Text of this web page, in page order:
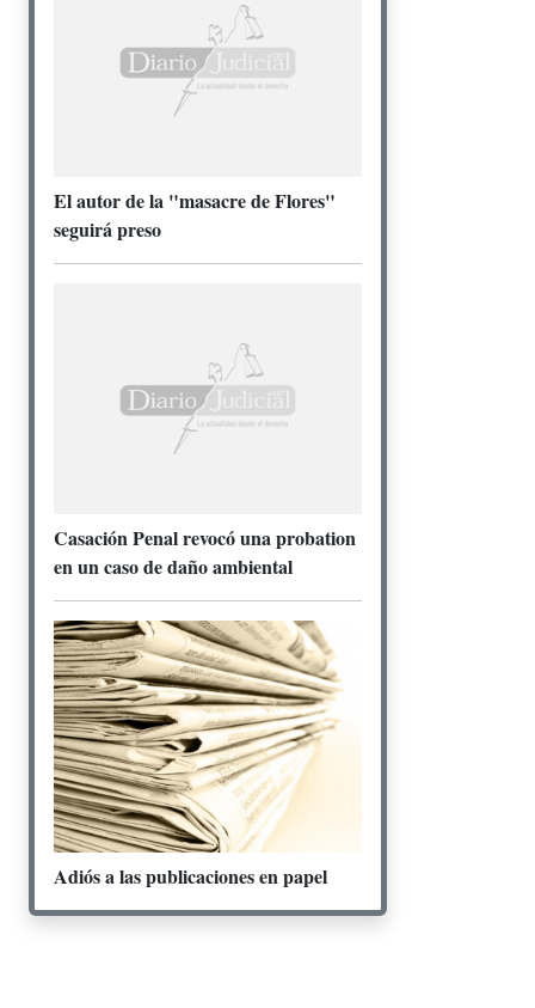
El autor de la "masacre de Flores"
seguirá preso
Casación Penal revocó una probation
en un caso de daño ambiental
Adiós a las publicaciones en papel